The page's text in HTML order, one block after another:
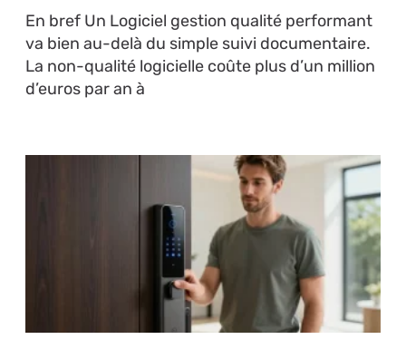
En bref Un Logiciel gestion qualité performant
va bien au-delà du simple suivi documentaire.
La non-qualité logicielle coûte plus d’un million
d’euros par an à